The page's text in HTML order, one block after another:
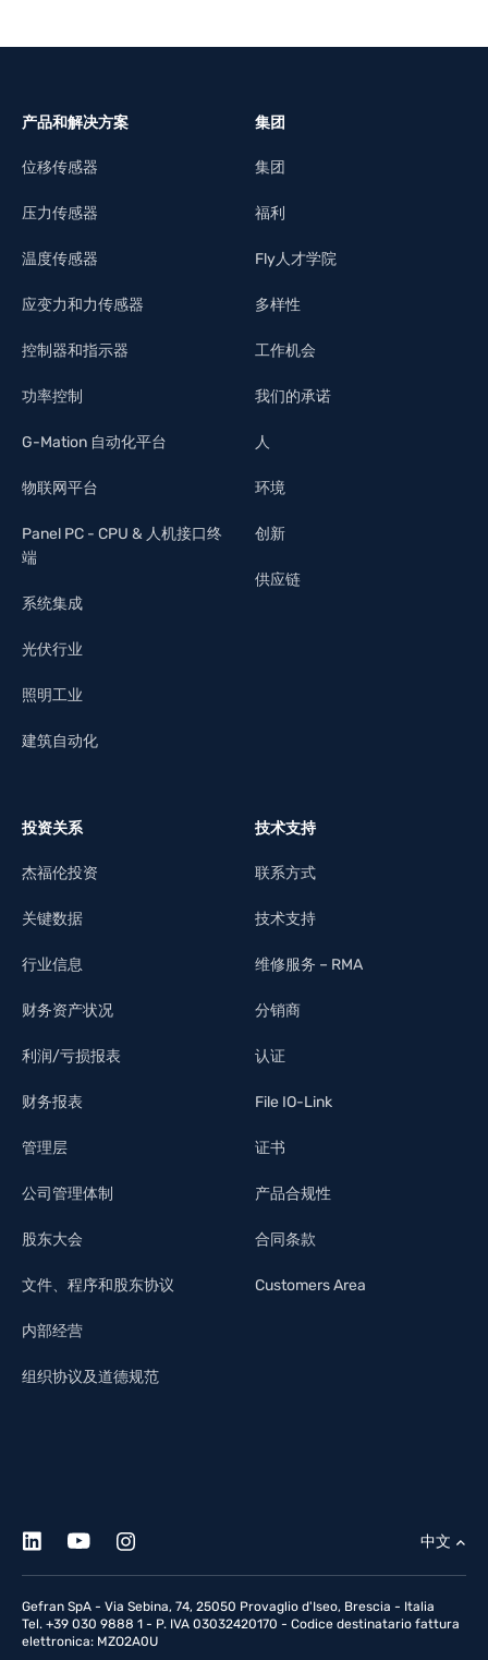
产品和解决方案
位移传感器
压力传感器
温度传感器
应变力和力传感器
控制器和指示器
功率控制
G-Mation 自动化平台
物联网平台
Panel PC - CPU & 人机接口终
端
系统集成
光伏行业
照明工业
建筑自动化
集团
集团
福利
Fly人才学院
多样性
工作机会
我们的承诺
人
环境
创新
供应链
投资关系
杰福伦投资
关键数据
行业信息
财务资产状况
利润/亏损报表
财务报表
管理层
公司管理体制
股东大会
文件、程序和股东协议
内部经营
组织协议及道德规范
技术支持
联系方式
技术支持
维修服务 – RMA
分销商
认证
File IO-Link
证书
产品合规性
合同条款
Customers Area
Gefran SpA - Via Sebina, 74, 25050 Provaglio d'Iseo, Brescia - Italia
Tel. +39 030 9888 1 - P. IVA 03032420170 - Codice destinatario fattura
elettronica: MZO2A0U
中文